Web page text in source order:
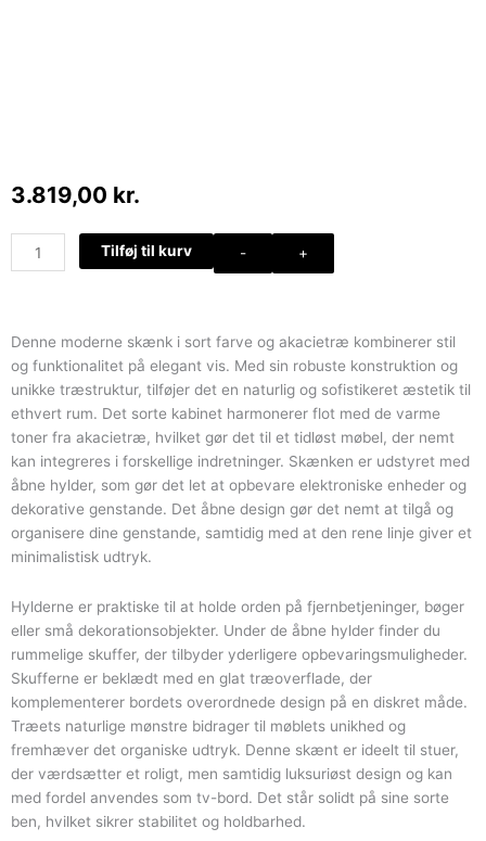
3.819,00 kr.
-
Skænk
i
og
metalstel
antal
+
Tilføj til kurv
Denne moderne skænk i sort farve og akacietræ kombinerer stil
og funktionalitet på elegant vis. Med sin robuste konstruktion og
unikke træstruktur, tilføjer det en naturlig og sofistikeret æstetik til
ethvert rum. Det sorte kabinet harmonerer flot med de varme
toner fra akacietræ, hvilket gør det til et tidløst møbel, der nemt
kan integreres i forskellige indretninger. Skænken er udstyret med
åbne hylder, som gør det let at opbevare elektroniske enheder og
dekorative genstande. Det åbne design gør det nemt at tilgå og
organisere dine genstande, samtidig med at den rene linje giver et
minimalistisk udtryk.
Hylderne er praktiske til at holde orden på fjernbetjeninger, bøger
eller små dekorationsobjekter. Under de åbne hylder finder du
rummelige skuffer, der tilbyder yderligere opbevaringsmuligheder.
Skufferne er beklædt med en glat træoverflade, der
komplementerer bordets overordnede design på en diskret måde.
Træets naturlige mønstre bidrager til møblets unikhed og
fremhæver det organiske udtryk. Denne skænt er ideelt til stuer,
der værdsætter et roligt, men samtidig luksuriøst design og kan
med fordel anvendes som tv-bord. Det står solidt på sine sorte
ben, hvilket sikrer stabilitet og holdbarhed.